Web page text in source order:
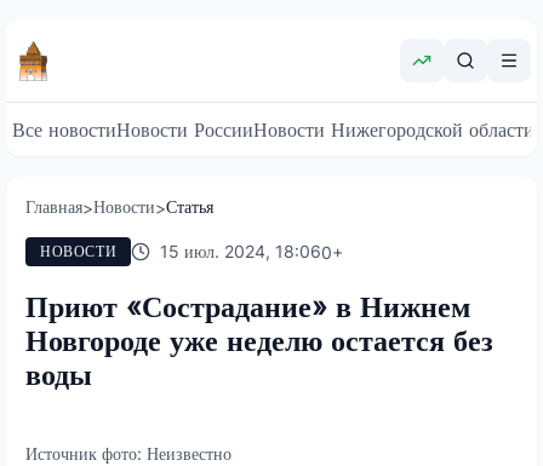
Все новостиНовости РоссииНовости Нижегородской области
Главная>Новости>Статья
НОВОСТИ 15 июл. 2024, 18:060+
Приют «Сострадание» в Нижнем
Новгороде уже неделю остается без
воды
Источник фото: Неизвестно